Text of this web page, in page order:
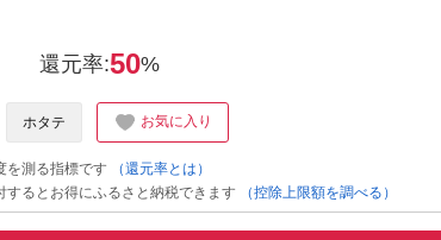
還元率:50%
ホタテ お気に入り
測る指標です
（還元率とは）
るとお得にふるさと納税できます
（控除上限額を調べる）